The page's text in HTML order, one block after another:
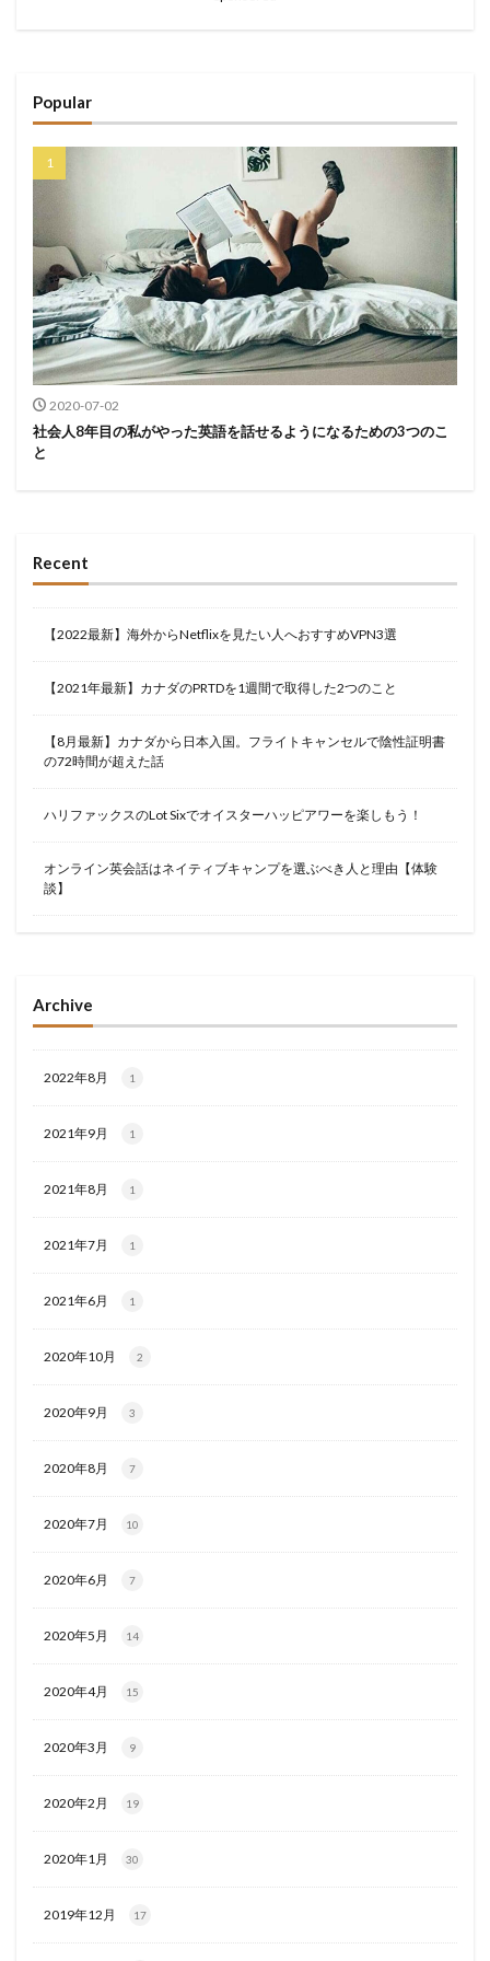
Popular
2020-07-02
社会人8年目の私がやった英語を話せるようになるための3つのこ
と
Recent
【2022最新】海外からNetflixを見たい人へおすすめVPN3選
【2021年最新】カナダのPRTDを1週間で取得した2つのこと
【8月最新】カナダから日本入国。フライトキャンセルで陰性証明書
の72時間が超えた話
ハリファックスのLot Sixでオイスターハッピアワーを楽しもう！
オンライン英会話はネイティブキャンプを選ぶべき人と理由【体験
談】
Archive
2022年8月 1
2021年9月 1
2021年8月 1
2021年7月 1
2021年6月 1
2020年10月 2
2020年9月 3
2020年8月 7
2020年7月 10
2020年6月 7
2020年5月 14
2020年4月 15
2020年3月 9
2020年2月 19
2020年1月 30
2019年12月 17